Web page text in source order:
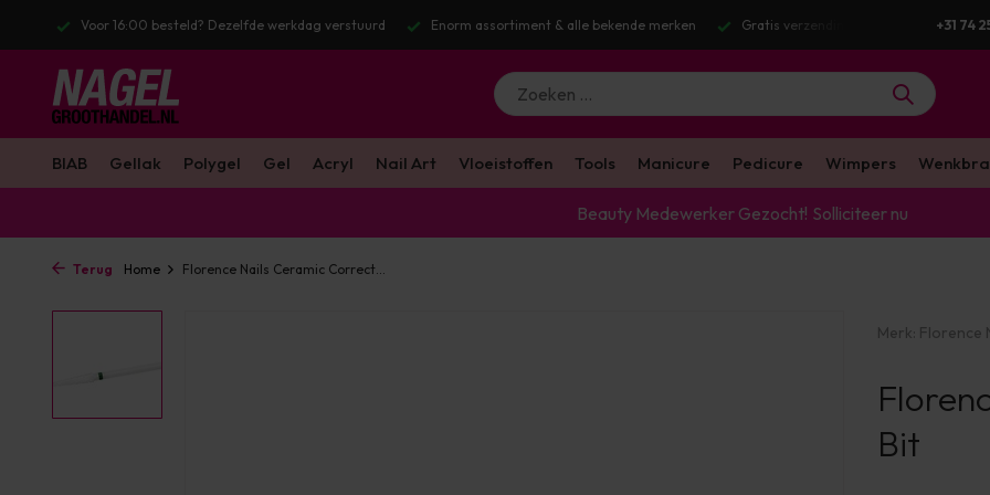
Voor 16:00 besteld? Dezelfde werkdag verstuurd Enorm assortiment & alle bekende merken Gratis verzending v.a. €100 excl. BTW
+31 74
BIAB Gellak Polygel Gel Acryl Nail Art Vloeistoffen Tools Manicure Pedicure Wimpers
Beauty Medewerker Gezocht! Solliciteer nu
Terug Home Florence Nails Ceramic Correct...
Merk: Florence
Bit